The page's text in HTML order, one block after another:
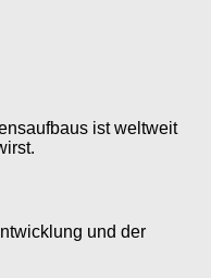
ist weltweit
und der